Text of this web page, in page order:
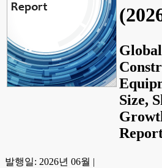
Size,
발행일: 2026년 06월 |